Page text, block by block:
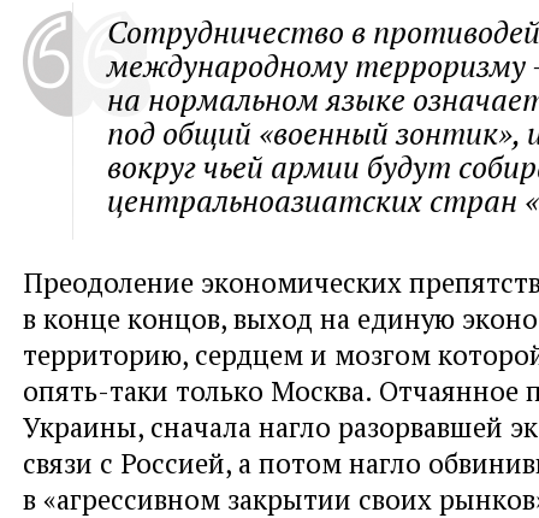
Сотрудничество в
международному
на нормальном языке
под общий «военный зонтик»,
вокруг чьей армии будут
центральноазиатских стран
Преодоление экономических
в конце концов, выход на единую
территорию, сердцем и мозгом
опять-таки только Москва. Отчаянное
Украины, сначала нагло разорвавшей
связи с Россией, а потом нагло
в «агрессивном закрытии своих